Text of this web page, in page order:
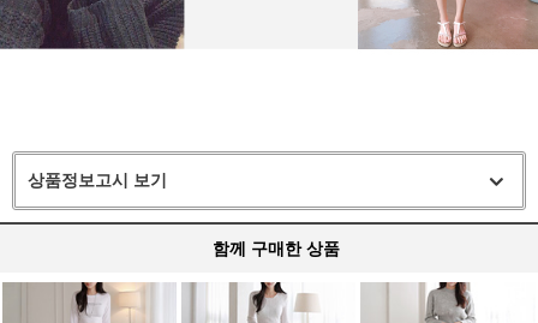
상품정보고시 보기
함께 구매한 상품